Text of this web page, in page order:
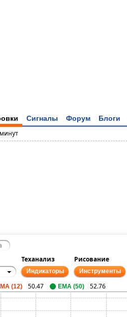
Сигналы Форум Блоги
Теханализ Рисование
Индикаторы Инструменты
(12) 50.47 EMA (50) 52.76